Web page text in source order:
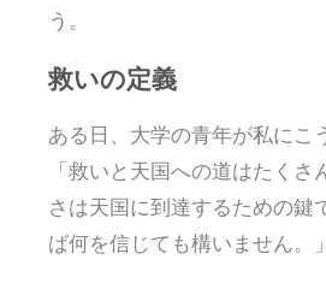
う。
救いの定義
ある日、大学の青年が私にこ
「救いと天国への道はたくさ
さは天国に到達するための鍵
ば何を信じても構いません。」